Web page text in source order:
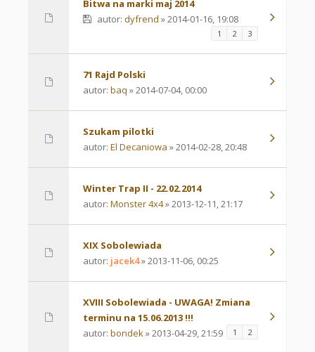
Bitwa na marki maj 2014
autor: dyfrend » 2014-01-16, 19:08
1 2 3
71 Rajd Polski
autor: baq » 2014-07-04, 00:00
Szukam pilotki
autor: El Decaniowa » 2014-02-28, 20:48
Winter Trap II - 22.02.2014
autor: Monster 4x4» 2013-12-11, 21:17
XIX Sobolewiada
autor: jacek4» 2013-11-06, 00:25
XVIII Sobolewiada - UWAGA! Zmiana
terminu na 15.06.2013 !!!
autor: bondek» 2013-04-29, 21:59 1 2